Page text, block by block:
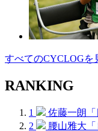
すべてのCYCLOGを
RANKING
1
佐藤一朗
2
腰山雅大